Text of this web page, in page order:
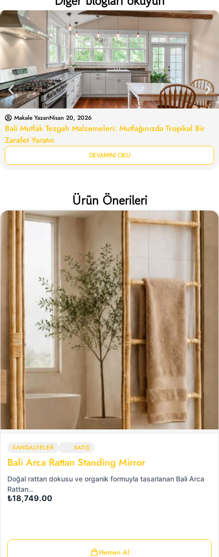
Makale YazarıNisan 20, 2026
Bali Mutfak Tezgah Malzemeleri: Mutfağınızda Tropikal Bir
Zarafet Yaratın
DEVAMINI OKU
Ürün Önerileri
SANDALYELER SATIŞ
Bali Arca Rattan Standing Mirror
Doğal rattan dokusu ve organik formuyla tasarlanan Bali Arca
Rattan…
₺18,749.00
Hemen Al